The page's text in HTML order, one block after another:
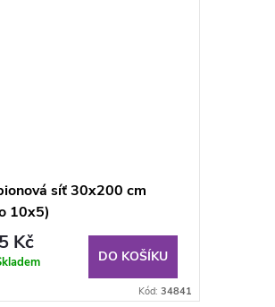
síť 30x200 cm
10x5)
Kč
DO KOŠÍKU
Kód: 34841